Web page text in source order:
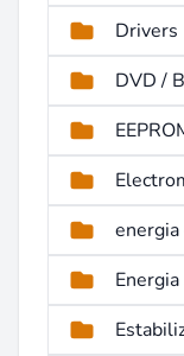
Drivers
DVD /